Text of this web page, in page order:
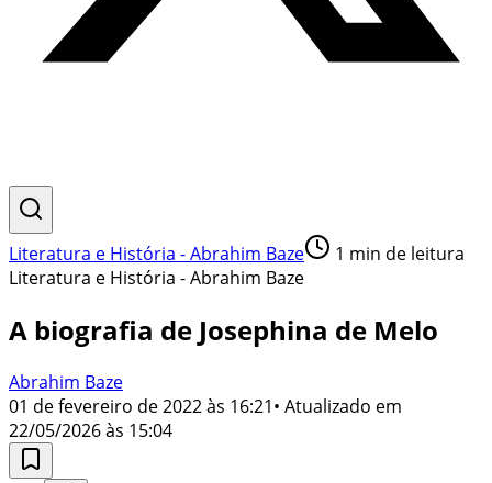
Literatura e História - Abrahim Baze 1 min de leitura
Literatura e História - Abrahim Baze
A biografia de Josephina de Melo
Abrahim Baze
01 de fevereiro de 2022 às 16:21• Atualizado em
22/05/2026 às 15:04